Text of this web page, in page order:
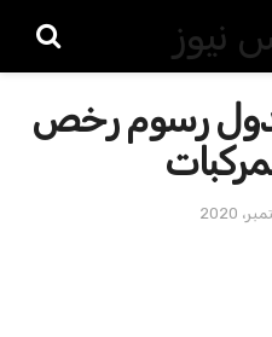
رسوم رخص